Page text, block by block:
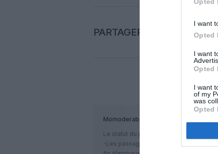
I want
Opted
I want
Opted
I want
of my
was
Opted
PARTAGER L'ARTICLE
Momoderabat
Le statut du passager un rôle très
-Les passagers possédant un billet GP